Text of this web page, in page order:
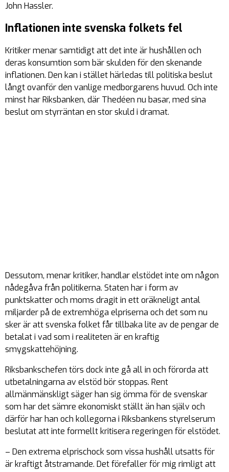
John Hassler.
Inflationen inte svenska folkets fel
Kritiker menar samtidigt att det inte är hushållen och
deras konsumtion som bär skulden för den skenande
inflationen. Den kan i stället härledas till politiska beslut
långt ovanför den vanlige medborgarens huvud. Och inte
minst har Riksbanken, där Thedéen nu basar, med sina
beslut om styrräntan en stor skuld i dramat.
Dessutom, menar kritiker, handlar elstödet inte om någon
nådegåva från politikerna. Staten har i form av
punktskatter och moms dragit in ett oräkneligt antal
miljarder på de extremhöga elpriserna och det som nu
sker är att svenska folket får tillbaka lite av de pengar de
betalat i vad som i realiteten är en kraftig
smygskattehöjning.
Riksbankschefen törs dock inte gå all in och förorda att
utbetalningarna av elstöd bör stoppas. Rent
allmänmänskligt säger han sig ömma för de svenskar
som har det sämre ekonomiskt ställt än han själv och
därför har han och kollegorna i Riksbankens styrelserum
beslutat att inte formellt kritisera regeringen för elstödet.
– Den extrema elprischock som vissa hushåll utsatts för
är kraftigt åtstramande. Det förefaller för mig rimligt att